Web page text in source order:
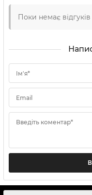
Поки немає відгуків
Ім'я*
Email
Введіть коментар*